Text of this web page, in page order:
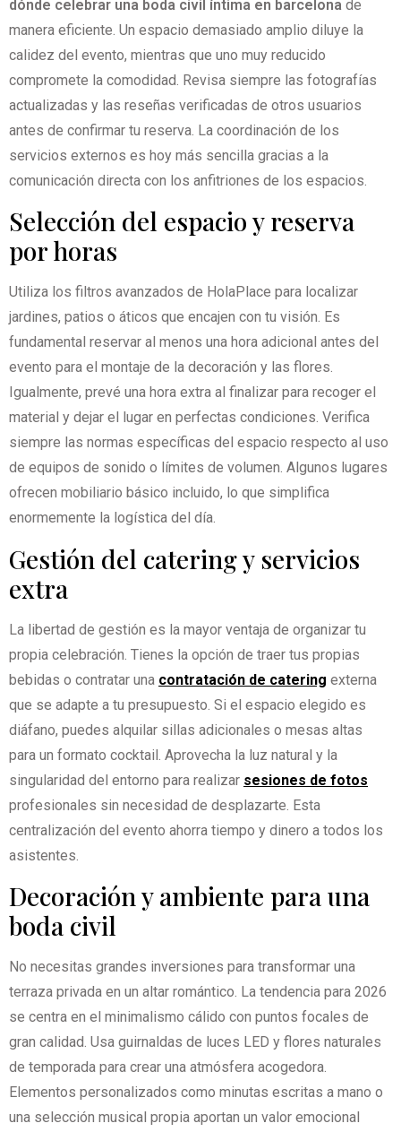
dónde celebrar una boda civil íntima en barcelona de
manera eficiente. Un espacio demasiado amplio diluye la
calidez del evento, mientras que uno muy reducido
compromete la comodidad. Revisa siempre las fotografías
actualizadas y las reseñas verificadas de otros usuarios
antes de confirmar tu reserva. La coordinación de los
servicios externos es hoy más sencilla gracias a la
comunicación directa con los anfitriones de los espacios.
Selección del espacio y reserva
por horas
Utiliza los filtros avanzados de HolaPlace para localizar
jardines, patios o áticos que encajen con tu visión. Es
fundamental reservar al menos una hora adicional antes del
evento para el montaje de la decoración y las flores.
Igualmente, prevé una hora extra al finalizar para recoger el
material y dejar el lugar en perfectas condiciones. Verifica
siempre las normas específicas del espacio respecto al uso
de equipos de sonido o límites de volumen. Algunos lugares
ofrecen mobiliario básico incluido, lo que simplifica
enormemente la logística del día.
Gestión del catering y servicios
extra
La libertad de gestión es la mayor ventaja de organizar tu
propia celebración. Tienes la opción de traer tus propias
bebidas o contratar una contratación de catering externa
que se adapte a tu presupuesto. Si el espacio elegido es
diáfano, puedes alquilar sillas adicionales o mesas altas
para un formato cocktail. Aprovecha la luz natural y la
singularidad del entorno para realizar sesiones de fotos
profesionales sin necesidad de desplazarte. Esta
centralización del evento ahorra tiempo y dinero a todos los
asistentes.
Decoración y ambiente para una
boda civil
No necesitas grandes inversiones para transformar una
terraza privada en un altar romántico. La tendencia para 2026
se centra en el minimalismo cálido con puntos focales de
gran calidad. Usa guirnaldas de luces LED y flores naturales
de temporada para crear una atmósfera acogedora.
Elementos personalizados como minutas escritas a mano o
una selección musical propia aportan un valor emocional